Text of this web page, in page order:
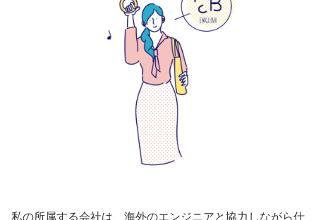
私の所属する会社は、海外のエンジニアと協力しながら仕